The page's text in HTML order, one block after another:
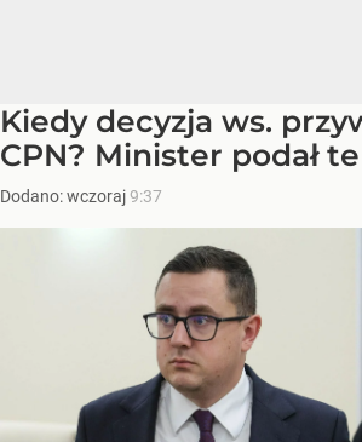
Kiedy decyzja ws.
CPN? Minister podał
Dodano:wczoraj9:37